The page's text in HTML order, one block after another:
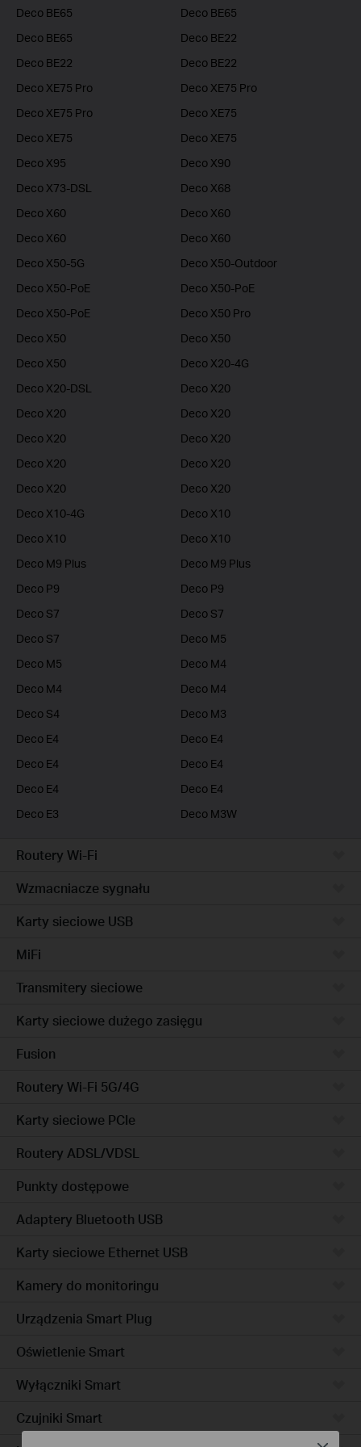
Deco BE65
Deco BE65
Deco BE65
Deco BE22
Deco BE22
Deco BE22
Deco XE75 Pro
Deco XE75 Pro
Deco XE75 Pro
Deco XE75
Deco XE75
Deco XE75
Deco X95
Deco X90
Deco X73-DSL
Deco X68
Deco X60
Deco X60
Deco X60
Deco X60
Deco X50-5G
Deco X50-Outdoor
Deco X50-PoE
Deco X50-PoE
Deco X50-PoE
Deco X50 Pro
Deco X50
Deco X50
Deco X50
Deco X20-4G
Deco X20-DSL
Deco X20
Deco X20
Deco X20
Deco X20
Deco X20
Deco X20
Deco X20
Deco X20
Deco X20
Deco X10-4G
Deco X10
Deco X10
Deco X10
Deco M9 Plus
Deco M9 Plus
Deco P9
Deco P9
Deco S7
Deco S7
Deco S7
Deco M5
Deco M5
Deco M4
Deco M4
Deco M4
Deco S4
Deco M3
Deco E4
Deco E4
Deco E4
Deco E4
Deco E4
Deco E4
Deco E3
Deco M3W
Routery Wi-Fi
Wzmacniacze sygnału
Karty sieciowe USB
MiFi
Transmitery sieciowe
Karty sieciowe dużego zasięgu
Fusion
Routery Wi-Fi 5G/4G
Karty sieciowe PCIe
Routery ADSL/VDSL
Punkty dostępowe
Adaptery Bluetooth USB
Karty sieciowe Ethernet USB
Kamery do monitoringu
Urządzenia Smart Plug
Oświetlenie Smart
Wyłączniki Smart
Czujniki Smart